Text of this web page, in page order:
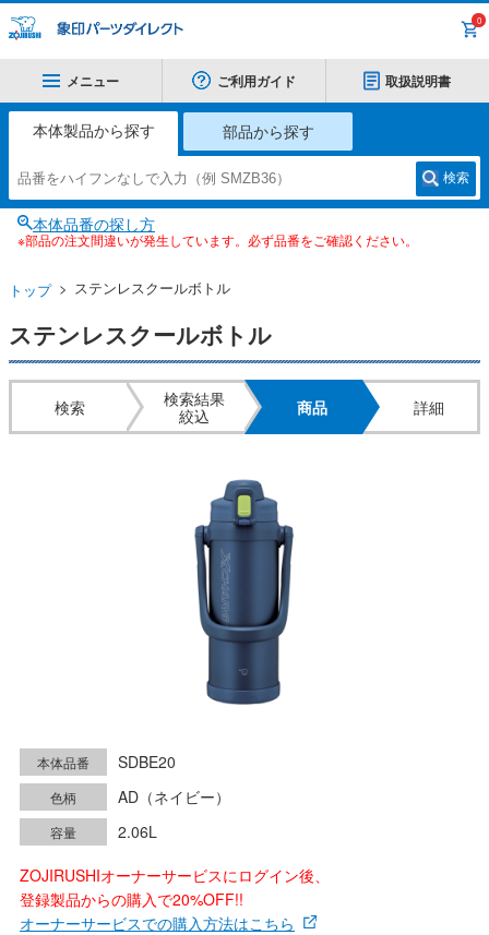
0
メニュー ご利用ガイド 取扱説明書
本体製品から探す 部品から探す
検索
本体品番の探し方
※部品の注文間違いが発生しています。必ず品番をご確認ください。
トップ ステンレスクールボトル
ステンレスクールボトル
検索
検索結果
絞込
商品 詳細
本体品番 SDBE20
色柄 AD（ネイビー）
容量
2.06L
ZOJIRUSHIオーナーサービスにログイン後、
登録製品からの購入で20%OFF!!
オーナーサービスでの購入方法はこちら